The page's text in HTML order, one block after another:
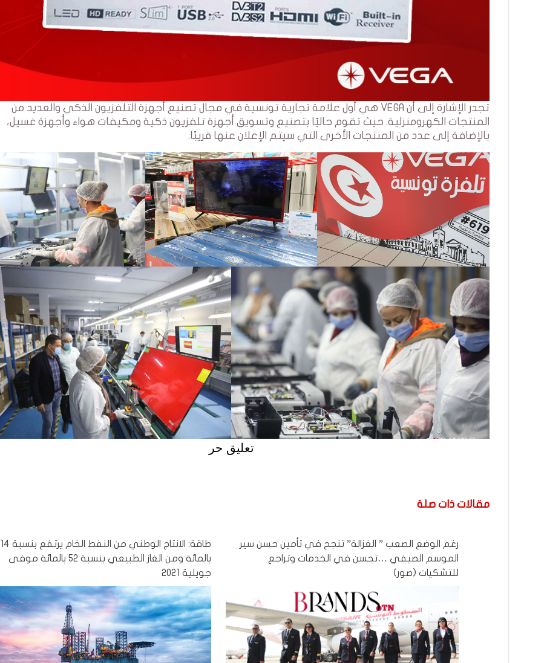
تجدر الإشارة إلى أن VEGA هي أول علامة تجارية تونسية في مجال تصنيع أجهزة التلفزيون الذكي والعديد من
المنتجات الكهرومنزلية. حيث تقوم حاليًا بتصنيع وتسويق أجهزة تلفزيون ذكية ومكيفات هواء وأجهزة غسيل،
بالإضافة إلى عدد من المنتجات الأخرى التي سيتم الإعلان عنها قريبًا.
تعليق حر
مقالات ذات صلة
رغم الوضع الصعب ” الغزالة” تنجح في تأمين حسن سير
الموسم الصيفي …تحسن في الخدمات وتراجع
للتشكيات (صور)
طاقة: الانتاج الوطني من النفط الخام يرتفع بنسبة 14
بالمائة ومن الغاز الطبيعي بنسبة 52 بالمائة موفى
جويلية 2021